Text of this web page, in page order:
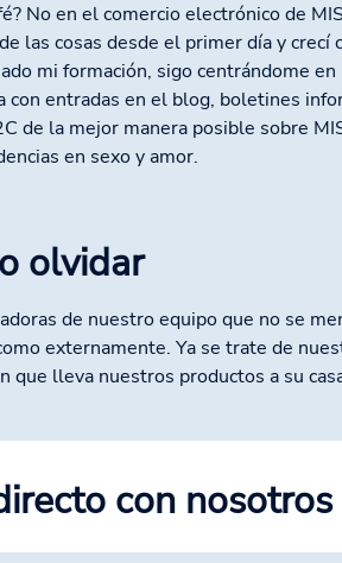
No en el comercio electrónico de
las cosas desde el primer día y crecí
mi formación, sigo centrándome
con entradas en el blog, boletines
de la mejor manera posible sobre
en sexo y amor.
olvidar
de nuestro equipo que no se
externamente. Ya se trate de
lleva nuestros productos a su
con nosotros